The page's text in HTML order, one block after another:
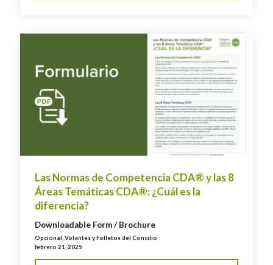
Las Normas de Competencia CDA® y las 8
Áreas Temáticas CDA®: ¿Cuál es la
diferencia?
Downloadable Form / Brochure
Opcional ,Volantes y Folletos del Concilio
febrero 21, 2025